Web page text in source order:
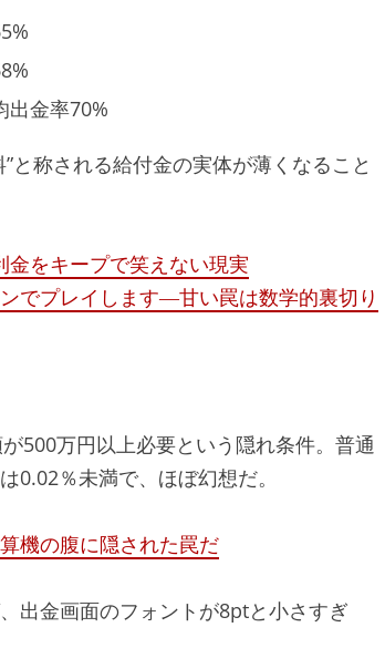
出金率70%
と称される給付金の実体が薄くなること
をキープで笑えない現実
でプレイします―甘い罠は数学的裏切り
500万円以上必要という隠れ条件。普通
0.02％未満で、ほぼ幻想だ。
機の腹に隠された罠だ
出金画面のフォントが8ptと小さすぎ